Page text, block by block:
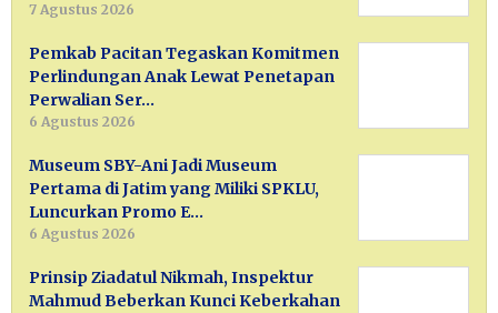
7 Agustus 2026
Pemkab Pacitan Tegaskan Komitmen
Perlindungan Anak Lewat Penetapan
Perwalian Ser…
6 Agustus 2026
Museum SBY-Ani Jadi Museum
Pertama di Jatim yang Miliki SPKLU,
Luncurkan Promo E…
6 Agustus 2026
Prinsip Ziadatul Nikmah, Inspektur
Mahmud Beberkan Kunci Keberkahan